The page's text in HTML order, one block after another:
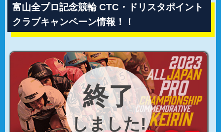
富山全プロ記念競輪 CTC・ドリスタポイント
クラブキャンペーン情報！！